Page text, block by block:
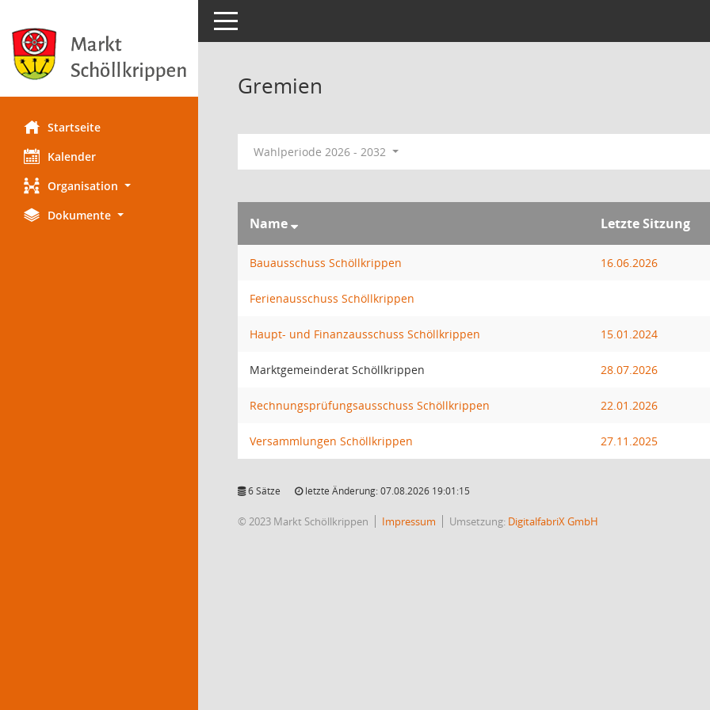
Startseite
Kalender
Organisation
Dokumente
Toggle navigation
Gremien
Wahlperiode 2026 - 2032
Name Letzte Sitzung
Bauausschuss Schöllkrippen 16.06.2026
Ferienausschuss Schöllkrippen
Haupt- und Finanzausschuss Schöllkrippen 15.01.2024
Marktgemeinderat Schöllkrippen 28.07.2026
Rechnungsprüfungsausschuss Schöllkrippen 22.01.2026
Versammlungen Schöllkrippen 27.11.2025
6 Sätze letzte Änderung: 07.08.2026 19:01:15
© 2023 Markt Schöllkrippen Impressum Umsetzung: DigitalfabriX GmbH